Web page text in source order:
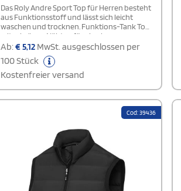
Das Roly Andre Sport Top für Herren besteht
aus Funktionsstoff und lässt sich leicht
waschen und trocknen. Funktions-Tank Top
mit schrägen Nähten für eine bessere
Passform. Abnehmbares Etikett.
Ab:€5,12 MwSt. ausgeschlossen per
100 Stück
Kostenfreier versand
Cod: 39436